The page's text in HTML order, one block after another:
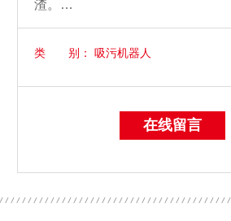
渣。…
类 别： 吸污机器人
在线留言